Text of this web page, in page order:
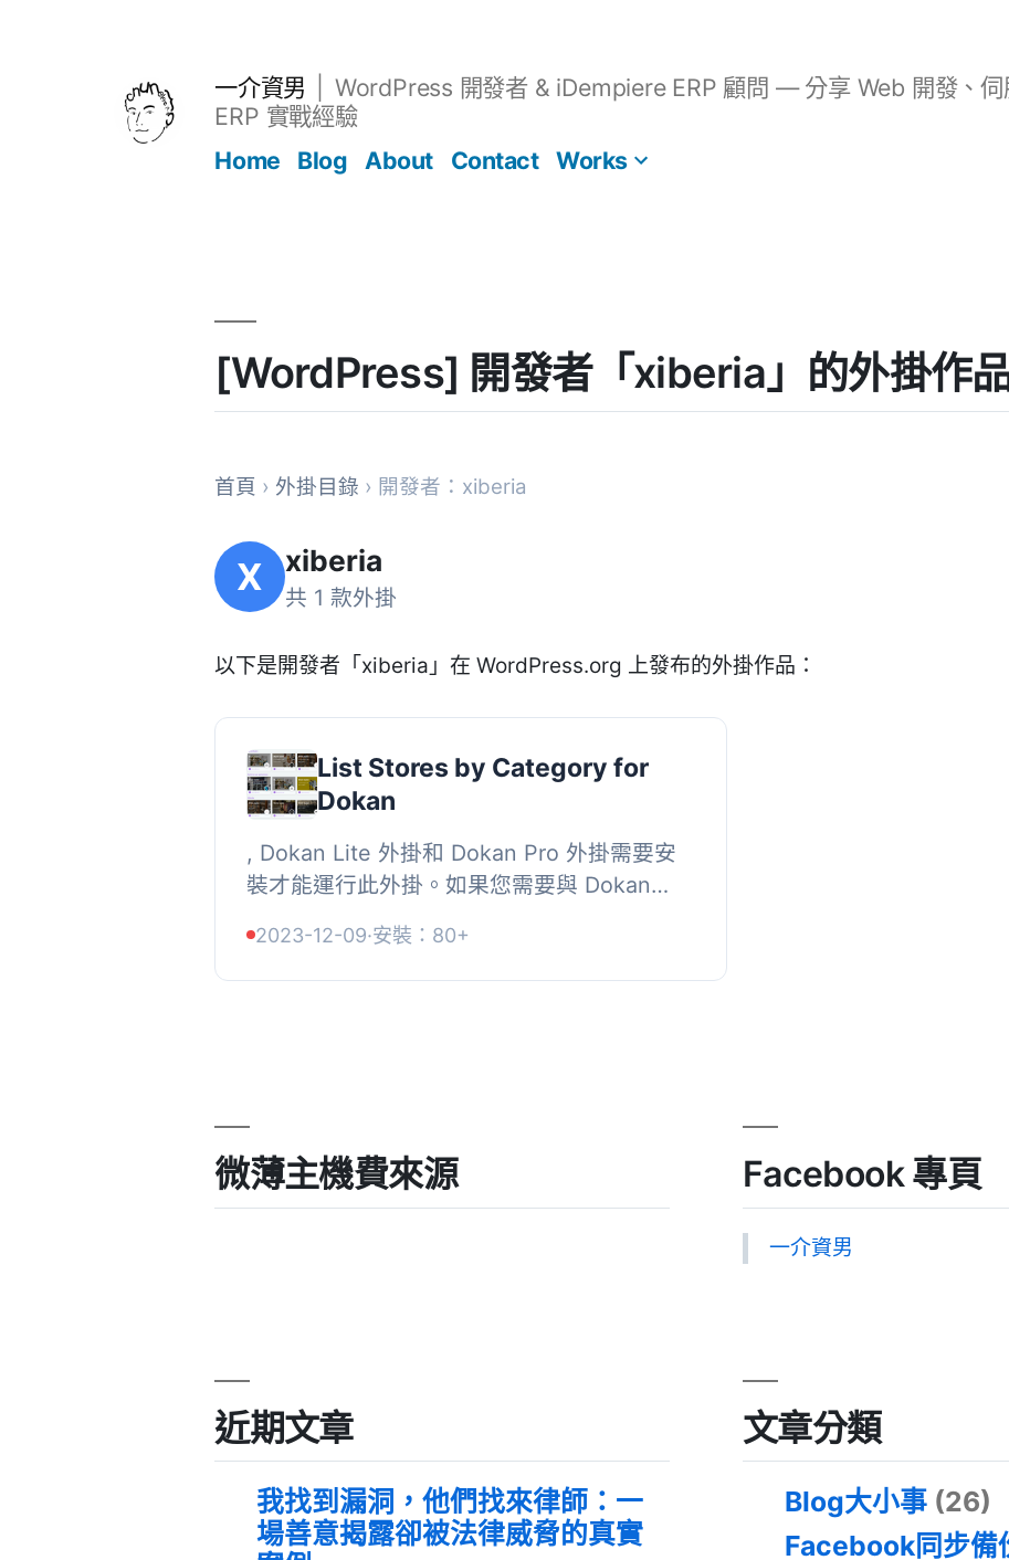
一介資男
WordPress 開發者 & iDempiere ERP 顧問 — 分享 Web 開發、
ERP 實戰經驗
Home
Blog About Contact Works
[WordPress] 開發者「xiberia」的外掛作
首頁 › 外掛目錄 › 開發者：xiberia
X xiberia
共 1 款外掛
以下是開發者「xiberia」在 WordPress.org 上發布的外掛作品：
List Stores by Category for
Dokan
, Dokan Lite 外掛和 Dokan Pro 外掛需要安
裝才能運行此外掛。如果您需要與 Dokan
持部分發布主題。, , 使用 List ...
2023-12-09·安裝：80+
微薄主機費來源 Facebook 專頁
一介資男
近期文章
我找到漏洞，他們找來律師：一
場善意揭露卻被法律威脅的真實
文章分類
Blog大小事 (26)
Facebook同步備